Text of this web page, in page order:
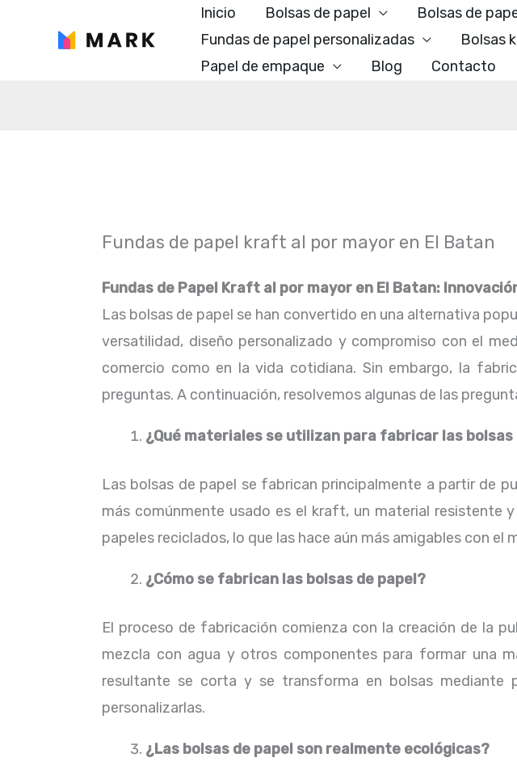
Inicio Bolsas de papel Bolsas de
Fundas de papel personalizadas
Bolsas
Papel de empaque
Blog Contacto
Fundas de papel kraft al por mayor en El Batan
Fundas de Papel Kraft al por mayor en El Batan:
Las bolsas de papel se han convertido en una alternativa
versatilidad, diseño personalizado y compromiso con el
comercio como en la vida cotidiana. Sin embargo, la
preguntas. A continuación, resolvemos algunas de las
¿Qué materiales se utilizan para fabricar las bolsas
Las bolsas de papel se fabrican principalmente a partir de
más comúnmente usado es el kraft, un material resistente
papeles reciclados, lo que las hace aún más amigables con el
¿Cómo se fabrican las bolsas de papel?
El proceso de fabricación comienza con la creación de la
mezcla con agua y otros componentes para formar una
resultante se corta y se transforma en bolsas mediante
personalizarlas.
¿Las bolsas de papel son realmente ecológicas?